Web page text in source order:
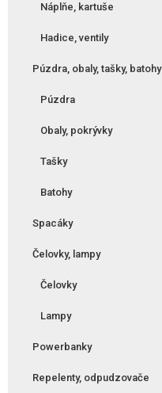
Náplňe, kartuše
Hadice, ventily
Púzdra, obaly, tašky, batohy
Púzdra
Obaly, pokrývky
Tašky
Batohy
Spacáky
Čelovky, lampy
Čelovky
Lampy
Powerbanky
Repelenty, odpudzovače